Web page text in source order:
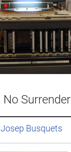
No Surrender
Josep Busquets